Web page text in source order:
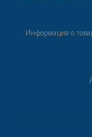
Информация о